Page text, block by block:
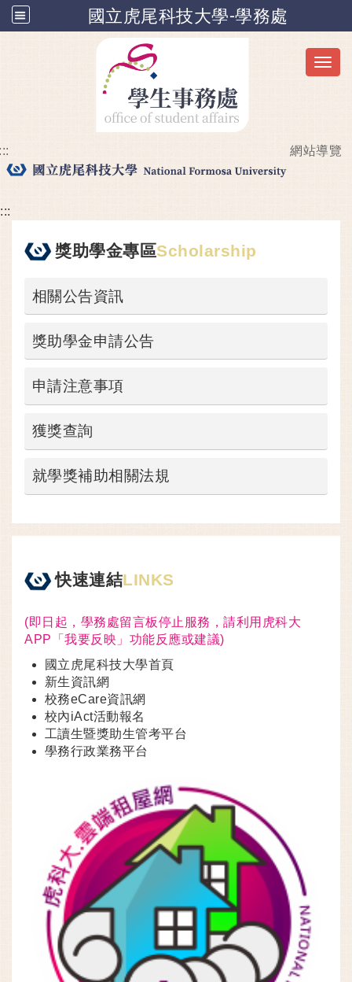
國立虎尾科技大學-學務處
網站導覽
:::
獎助學金專區Scholarship
相關公告資訊
獎助學金申請公告
申請注意事項
獲獎查詢
就學獎補助相關法規
快速連結LINKS
(即日起，學務處留言板停止服務，請利用虎科大
APP「我要反映」功能反應或建議)
國立虎尾科技大學首頁
新生資訊網
校務eCare資訊網
校內iAct活動報名
工讀生暨獎助生管考平台
學務行政業務平台